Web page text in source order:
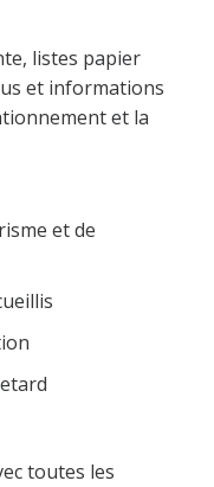
listes papier
et informations
et la
et de
toutes les